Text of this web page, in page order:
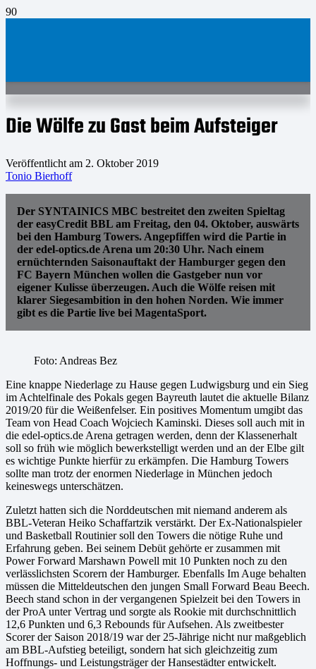
Die Wölfe zu Gast beim Aufsteiger
Veröffentlicht am 2. Oktober 2019
Tonio Bierhoff
Der SYNTAINICS MBC bestreitet den zweiten Spieltag
der easyCredit BBL am Freitag, den 04. Oktober, auswärts
bei den Hamburg Towers. Angepfiffen wird die Partie in
der edel-optics.de Arena um 20:30 Uhr. Nach einem
ernüchternden Saisonauftakt der Hamburger gegen den
FC Bayern München wollen die Gastgeber nun vor
eigener Kulisse überzeugen. Auch die Wölfe reisen mit
klarer Siegesambition in den hohen Norden. Wie immer
gibt es die Partie live bei MagentaSport.
Foto: Andreas Bez
Eine knappe Niederlage zu Hause gegen Ludwigsburg und ein Sieg
im Achtelfinale des Pokals gegen Bayreuth lautet die aktuelle Bilanz
2019/20 für die Weißenfelser. Ein positives Momentum umgibt das
Team von Head Coach Wojciech Kaminski. Dieses soll auch mit in
die edel-optics.de Arena getragen werden, denn der Klassenerhalt
soll so früh wie möglich bewerkstelligt werden und an der Elbe gilt
es wichtige Punkte hierfür zu erkämpfen. Die Hamburg Towers
sollte man trotz der enormen Niederlage in München jedoch
keineswegs unterschätzen.
Zuletzt hatten sich die Norddeutschen mit niemand anderem als
BBL-Veteran Heiko Schaffartzik verstärkt. Der Ex-Nationalspieler
und Basketball Routinier soll den Towers die nötige Ruhe und
Erfahrung geben. Bei seinem Debüt gehörte er zusammen mit
Power Forward Marshawn Powell mit 10 Punkten noch zu den
verlässlichsten Scorern der Hamburger. Ebenfalls Im Auge behalten
müssen die Mitteldeutschen den jungen Small Forward Beau Beech.
Beech stand schon in der vergangenen Spielzeit bei den Towers in
der ProA unter Vertrag und sorgte als Rookie mit durchschnittlich
12,6 Punkten und 6,3 Rebounds für Aufsehen. Als zweitbester
Scorer der Saison 2018/19 war der 25-Jährige nicht nur maßgeblich
am BBL-Aufstieg beteiligt, sondern hat sich gleichzeitig zum
Hoffnungs- und Leistungsträger der Hansestädter entwickelt.